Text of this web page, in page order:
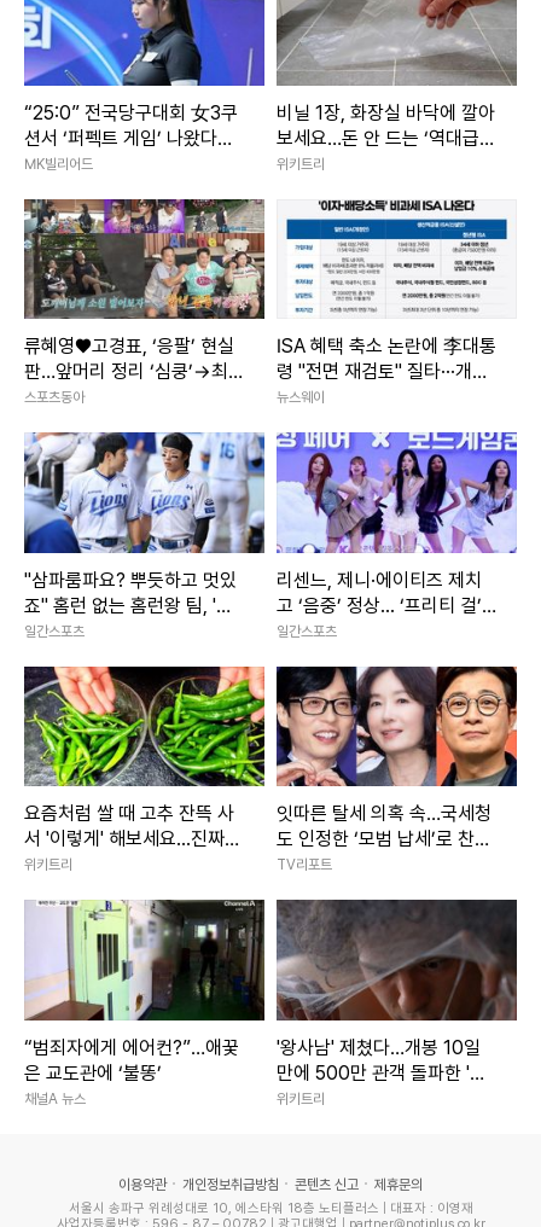
“25:0” 전국당구대회 女3쿠
션서 ‘퍼펙트 게임’ 나왔다…
국내1위 박세정, 황령인에 완
MK빌리어드
비닐 1장, 화장실 바닥에 깔아
보세요…돈 안 드는 ‘역대급
꼼수’ 발견
위키트리
류혜영♥고경표, ‘응팔’ 현실
판…앞머리 정리 ‘심쿵’→최고
7.8% (나혼산)
스포츠동아
ISA 혜택 축소 논란에 李대통
령 "전면 재검토" 질타···개선
안 마련 착수
뉴스웨이
"삼파룸파요? 뿌듯하고 멋있
죠" 홈런 없는 홈런왕 팀, '최
단신 듀오' 김지찬-김성윤 덕
일간스포츠
리센느, 제니·에이티즈 제치
고 ‘음중’ 정상... ‘프리티 걸’ 1
위
일간스포츠
요즘처럼 쌀 때 고추 잔뜩 사
서 '이렇게' 해보세요...진짜
'밥도둑'이라 인정합니다
위키트리
잇따른 탈세 의혹 속…국세청
도 인정한 ‘모범 납세’로 찬사
받은 ★들 [종합]
TV리포트
“범죄자에게 에어컨?”…애꿎
은 교도관에 ‘불똥’
채널A 뉴스
'왕사남' 제쳤다…개봉 10일
만에 500만 관객 돌파한 '대
작 영화'
위키트리
이용약관 개인정보취급방침 콘텐츠 신고 제휴문의
서울시 송파구 위례성대로 10, 에스타워 18층 노티플러스 | 대표자 : 이영재
사업자등록번호 : 596 - 87 – 00782 | 광고대행업 | partner@notiplus.co.kr